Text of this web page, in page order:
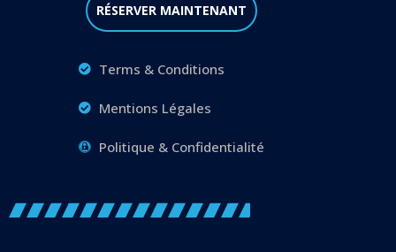
RÉSERVER MAINTENANT
Terms & Conditions
Mentions Légales
Politique & Confidentialité